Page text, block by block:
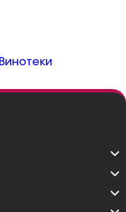
Винотеки